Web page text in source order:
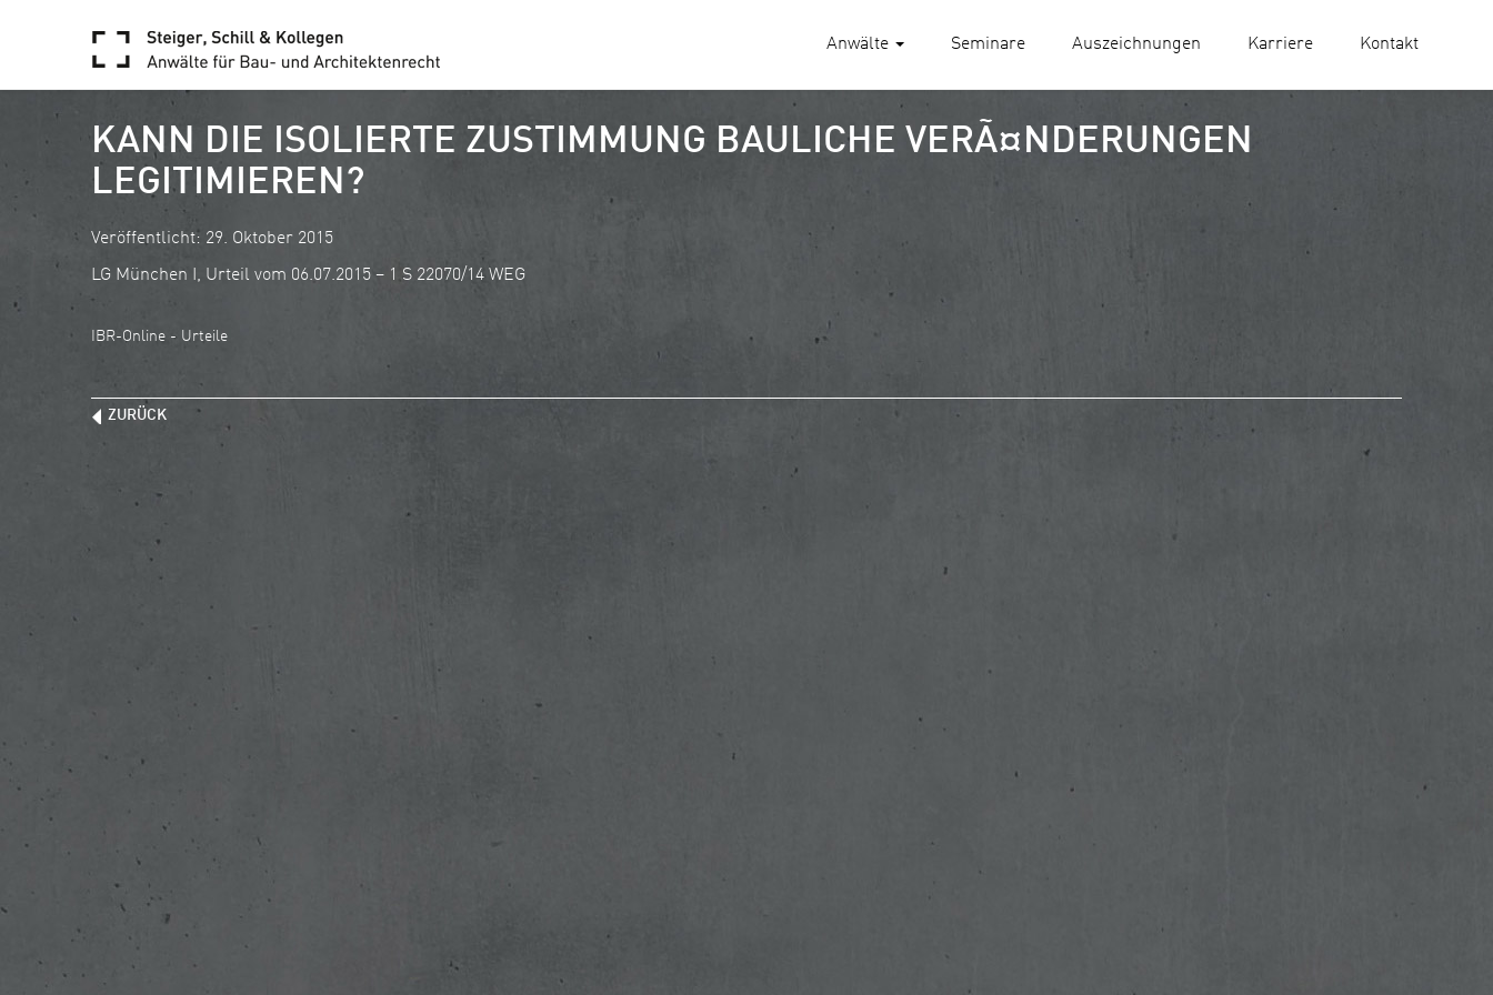
Anwälte Seminare Auszeichnungen Karriere Kontakt
KANN DIE ISOLIERTE ZUSTIMMUNG BAULICHE VERÃ¤NDERUNGEN
LEGITIMIEREN?
Veröffentlicht: 29. Oktober 2015
LG München I, Urteil vom 06.07.2015 – 1 S 22070/14 WEG
IBR-Online - Urteile
ZURÜCK